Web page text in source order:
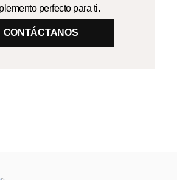
perfecto para ti.
CONTÁCTANOS